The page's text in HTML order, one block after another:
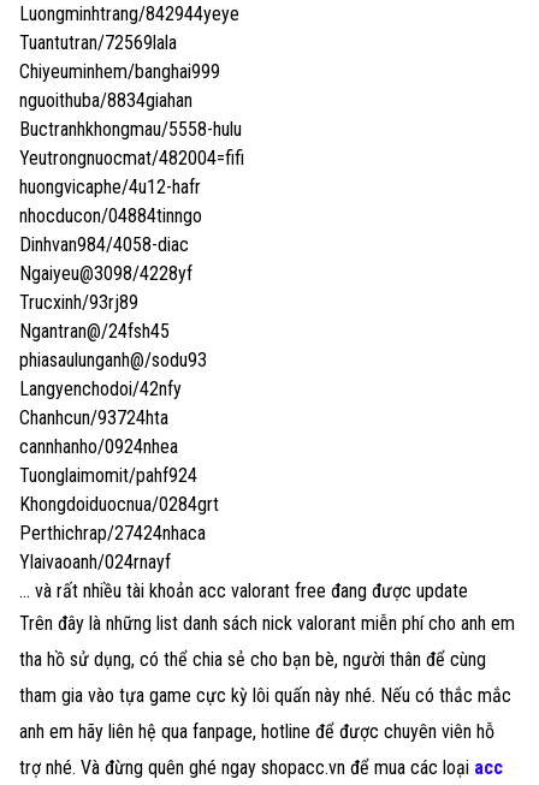
Luongminhtrang/842944yeye
Tuantutran/72569lala
Chiyeuminhem/banghai999
nguoithuba/8834giahan
Buctranhkhongmau/5558-hulu
Yeutrongnuocmat/482004=fifi
huongvicaphe/4u12-hafr
nhocducon/04884tinngo
Dinhvan984/4058-diac
Ngaiyeu@3098/4228yf
Trucxinh/93rj89
Ngantran@/24fsh45
phiasaulunganh@/sodu93
Langyenchodoi/42nfy
Chanhcun/93724hta
cannhanho/0924nhea
Tuonglaimomit/pahf924
Khongdoiduocnua/0284grt
Perthichrap/27424nhaca
Ylaivaoanh/024rnayf
… và rất nhiều tài khoản acc valorant free đang được update
Trên đây là những list danh sách nick valorant miễn phí cho anh em
tha hồ sử dụng, có thể chia sẻ cho bạn bè, người thân để cùng
tham gia vào tựa game cực kỳ lôi quấn này nhé. Nếu có thắc mắc
anh em hãy liên hệ qua fanpage, hotline để được chuyên viên hỗ
trợ nhé. Và đừng quên ghé ngay shopacc.vn để mua các loại acc